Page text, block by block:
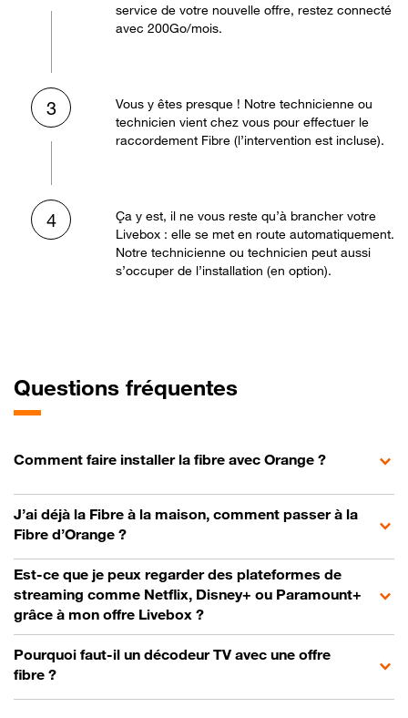
service de votre nouvelle offre, restez connecté
avec 200Go/mois.
3
Vous y êtes presque ! Notre technicienne ou
technicien vient chez vous pour effectuer le
raccordement Fibre (l’intervention est incluse).
4
Ça y est, il ne vous reste qu’à brancher votre
Livebox : elle se met en route automatiquement.
Notre technicienne ou technicien peut aussi
s’occuper de l’installation (en option).
Questions fréquentes
Comment faire installer la fibre avec Orange ?
J’ai déjà la Fibre à la maison, comment passer à la
Fibre d’Orange ?
Est-ce que je peux regarder des plateformes de
streaming comme Netflix, Disney+ ou Paramount+
grâce à mon offre Livebox ?
Pourquoi faut-il un décodeur TV avec une offre
fibre ?